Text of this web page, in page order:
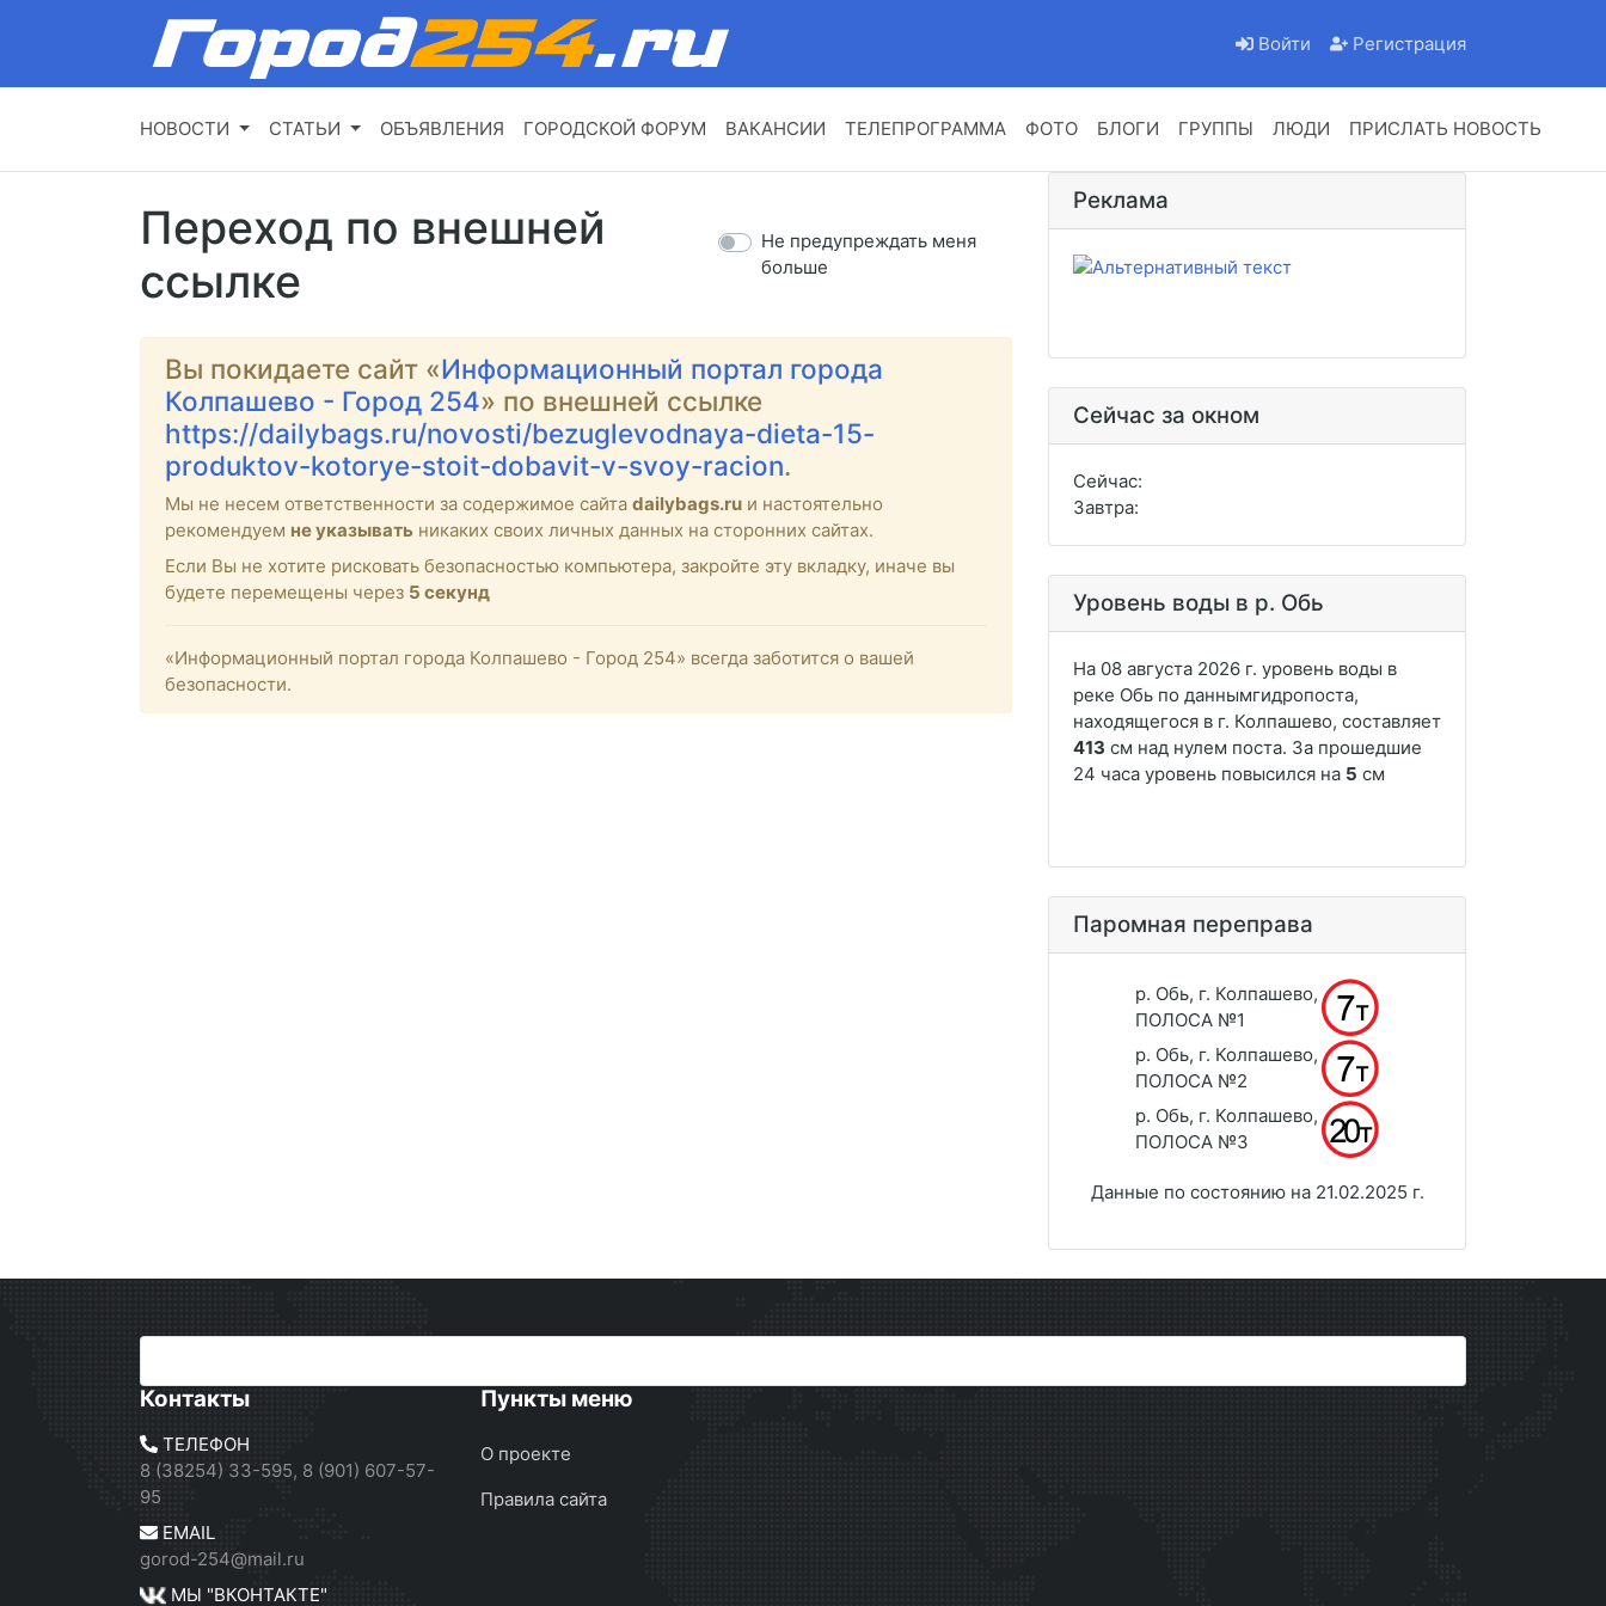
Войти Регистрация
НОВОСТИ СТАТЬИ ОБЪЯВЛЕНИЯ ГОРОДСКОЙ ФОРУМ ВАКАНСИИ ТЕЛЕПРОГРАММА ФОТО БЛОГИ ГРУППЫ ЛЮДИ ПРИСЛАТЬ НОВОСТЬ
Переход по внешней
ссылке
Не предупреждать меня
больше
Вы покидаете сайт «Информационный портал города
Колпашево - Город 254» по внешней ссылке
https://dailybags.ru/novosti/bezuglevodnaya-dieta-15-
produktov-kotorye-stoit-dobavit-v-svoy-racion.
Мы не несем ответственности за содержимое сайта dailybags.ru и настоятельно
рекомендуем не указывать никаких своих личных данных на сторонних сайтах.
Если Вы не хотите рисковать безопасностью компьютера, закройте эту вкладку, иначе вы
будете перемещены через 5 секунд
«Информационный портал города Колпашево - Город 254» всегда заботится о вашей
безопасности.
Реклама
Сейчас за окном
Сейчас:
Завтра:
Уровень воды в р. Обь
Паромная переправа
р. Обь, г. Колпашево,
ПОЛОСА №1
р. Обь, г. Колпашево,
ПОЛОСА №2
р. Обь, г. Колпашево,
ПОЛОСА №3
Данные по состоянию на 21.02.2025 г.
Контакты
ТЕЛЕФОН
8 (38254) 33-595, 8 (901) 607-57-
95
EMAIL
gorod-254@mail.ru
МЫ "ВКОНТАКТЕ"
Пункты меню
О проекте
Правила сайта